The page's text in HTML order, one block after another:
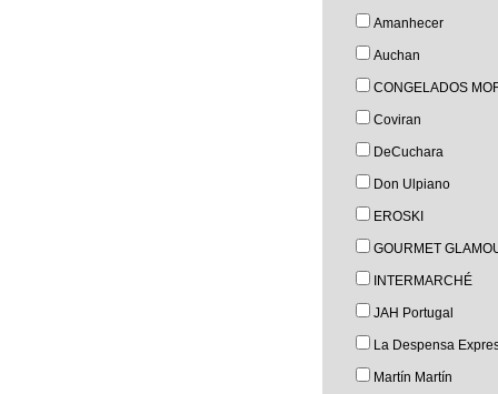
Amanhecer
Auchan
CONGELADOS
Coviran
DeCuchara
Don Ulpiano
EROSKI
GOURMET
INTERMARCHÉ
JAH Portugal
La Despensa
Martín Martín